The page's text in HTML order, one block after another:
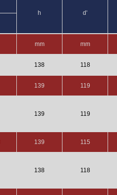
h
d'
mm mm
138 118
139 119
139 119
139 115
138 118